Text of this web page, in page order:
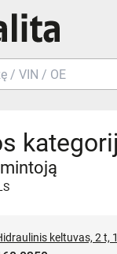
keltuvas, 2 t,